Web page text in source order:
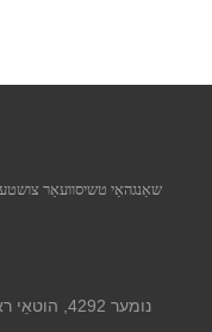
שאַנגהאַי טשיסוועאַר
נומער